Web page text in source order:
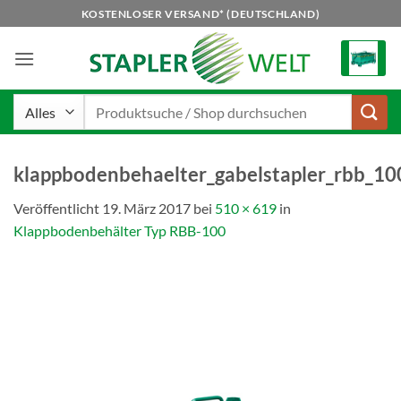
Inhalt
springen
KOSTENLOSER VERSAND* (DEUTSCHLAND)
Veröffentlicht 19. März 2017 bei 510 × 619 in
Klappbodenbehälter Typ RBB-100